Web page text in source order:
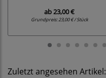
ab23,00 €
Grundpreis:23,00 € / Stück
Zuletzt angesehen Artikel: